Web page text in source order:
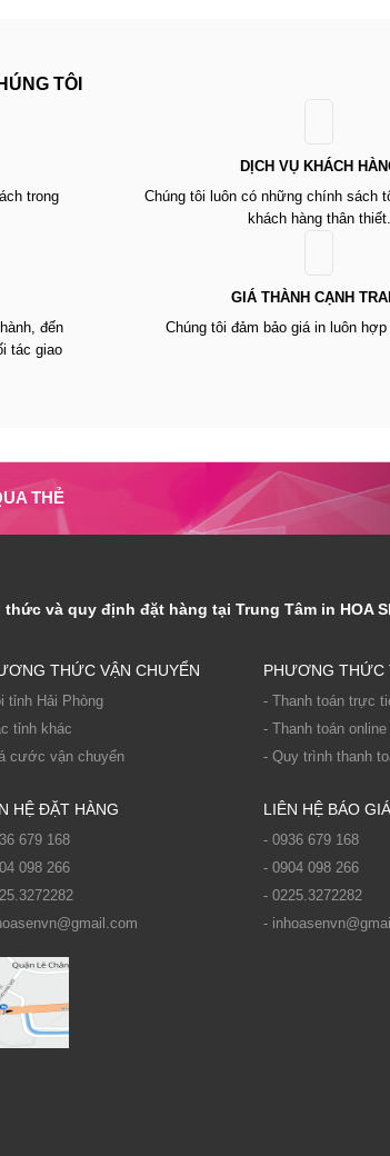
TÔI
trong
DỊCH VỤ KHÁCH
Chúng tôi luôn có những chính sách
khách hàng thân thiết.
đến
tác giao
GIÁ THÀNH CẠNH
Chúng tôi đảm bảo giá in luôn
THẺ
và quy định đặt hàng tại Trung Tâm in HOA
THỨC VẬN CHUYỂN
tỉnh Hải Phòng
tỉnh khác
cước vận chuyển
PHƯƠNG THỨC
- Thanh toán trực
- Thanh toán online
- Quy trình thanh
HỆ ĐẶT HÀNG
679 168
098 266
LIÊN HỆ BÁO GIÁ
- 0936 679 168
- 0904 098 266
- 0225.3272282
-